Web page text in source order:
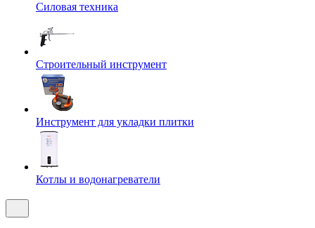
Силовая техника
Строительный инструмент
Инструмент для укладки плитки
Котлы и водонагреватели